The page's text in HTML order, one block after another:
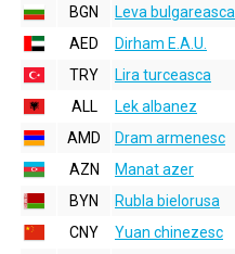
BGN
Leva bulgareasca
AED
Dirham E.A.U.
TRY
Lira turceasca
ALL
Lek albanez
AMD
Dram armenesc
AZN
Manat azer
BYN
Rubla bielorusa
CNY
Yuan chinezesc